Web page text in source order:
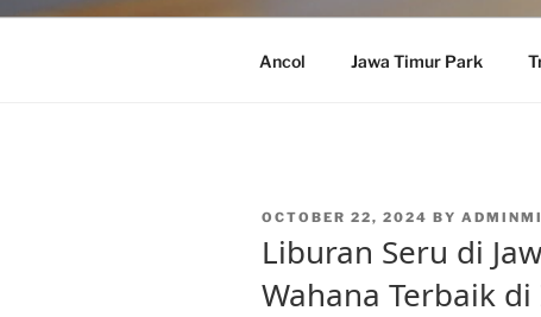
Ancol Jawa Timur Park
POSTED
OCTOBER 22, 2024 BY
Liburan Seru di
Wahana Terbaik